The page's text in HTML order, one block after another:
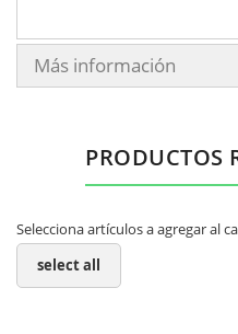
Más información
PRODUCTOS
Selecciona artículos a agregar al
select all